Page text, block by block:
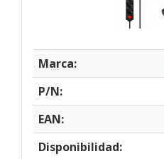
Marca:
P/N:
EAN:
Disponibilidad: